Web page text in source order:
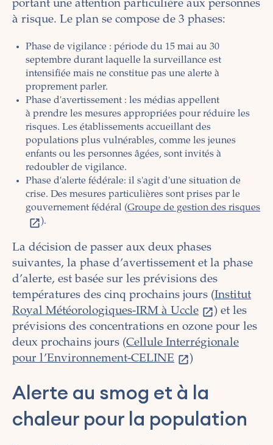
portant une attention particulière aux personnes
à risque. Le plan se compose de 3 phases:
Phase de vigilance : période du 15 mai au 30
septembre durant laquelle la surveillance est
intensifiée mais ne constitue pas une alerte à
proprement parler.
Phase d'avertissement : les médias appellent
à prendre les mesures appropriées pour réduire les
risques. Les établissements accueillant des
populations plus vulnérables, comme les jeunes
enfants ou les personnes âgées, sont invités à
redoubler de vigilance.
Phase d'alerte fédérale: il s'agit d'une situation de
crise. Des mesures particulières sont prises par le
gouvernement fédéral (Groupe de gestion des risques
).
La décision de passer aux deux phases
suivantes, la phase d’avertissement et la phase
d’alerte, est basée sur les prévisions des
températures des cinq prochains jours (Institut
Royal Météorologiques-IRM à Uccle
) et les
prévisions des concentrations en ozone pour les
deux prochains jours (Cellule Interrégionale
pour l’Environnement-CELINE
)
Alerte au smog et à la
chaleur pour la population